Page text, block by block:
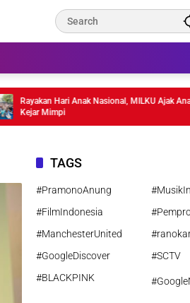
Rayakan Hari Anak Nasional, MILKU Ajak Anak
Kejar Mimpi
TAGS
#PramonoAnung
#FilmIndonesia
#ManchesterUnited
#GoogleDiscover
#SCTV
#BLACKPINK